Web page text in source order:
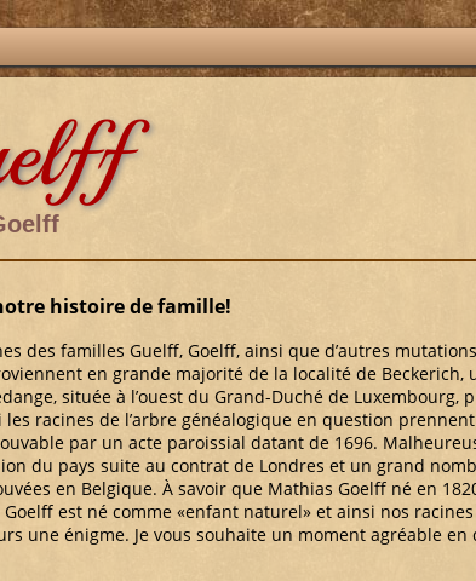
histoire de famille!
des familles Guelff, Goelff, ainsi que d’autres
en grande majorité de la localité de Beckerich,
située à l’ouest du Grand-Duché de Luxembourg,
racines de l’arbre généalogique en question
par un acte paroissial datant de 1696.
du pays suite au contrat de Londres et un grand
en Belgique. À savoir que Mathias Goelff né en
Goelff est né comme «enfant naturel» et ainsi nos
une énigme. Je vous souhaite un moment agréable en